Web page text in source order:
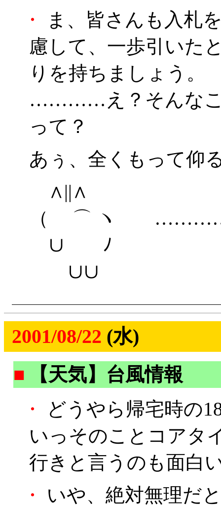
・
ま、皆さんも入札
慮して、一歩引いた
りを持ちましょう。
…………え？そんなこ
って？
あぅ、全くもって仰
∧||∧
（ ⌒ ヽ …………
∪ ﾉ
∪∪
2001/08/22 (水)
■
【天気】台風情報
・
どうやら帰宅時の
いっそのことコアタ
行きと言うのも面白
・
いや、絶対無理だ